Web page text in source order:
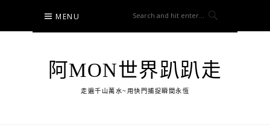
content
MENU
阿MON世界趴趴走
走遍千山萬水~用快門捕捉瞬間永恆